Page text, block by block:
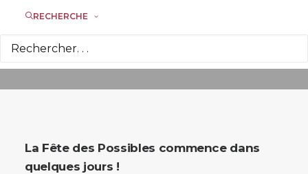
RECHERCHE
9 SEPTEMBRE 2025
La Fête des Possibles commence dans
quelques jours !